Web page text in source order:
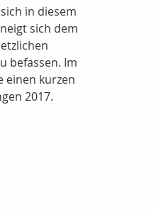
in diesem
sich dem
befassen. Im
einen kurzen
2017.